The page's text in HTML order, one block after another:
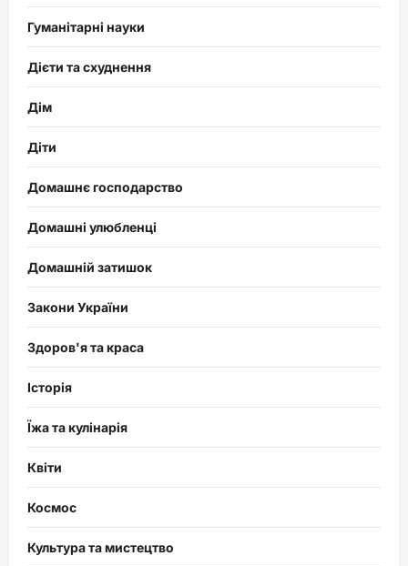
Гуманітарні науки
Дієти та схуднення
Дім
Діти
Домашнє господарство
Домашні улюбленці
Домашній затишок
Закони України
Здоров'я та краса
Історія
Їжа та кулінарія
Квіти
Космос
Культура та мистецтво